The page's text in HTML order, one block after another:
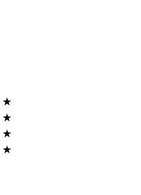
★
★
★
★